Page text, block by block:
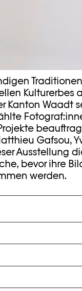
Kulturerbes
Kanton Waadt
Gafsou,
Ausstellung
bevor ihre
werden.
lebt und
Promotion in
Ausbildung in
Cafiero